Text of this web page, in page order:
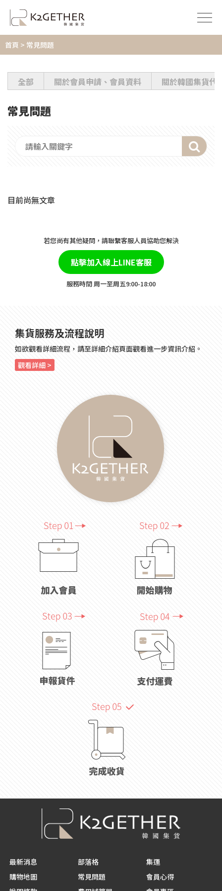
首頁 > 常見問題
全部 關於會員申請、會員資料 關於韓國集貨代
常見問題
目前尚無文章
若您尚有其他疑問，請聯繫客服人員協助您解決
點擊加入線上LINE客服
​服務時間 周一至周五9:00-18:00
集貨服務及流程說明
如欲觀看詳細流程，請至詳細介紹頁面觀看進一步資訊介紹。
觀看詳細 >
最新消息 部落格
集運
購物地圖
常見問題
會員心得